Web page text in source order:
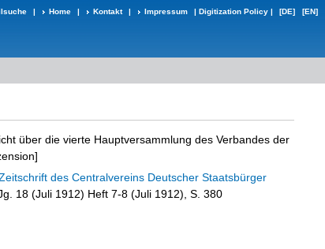
| Home | Kontakt | Impressum | Digitization Policy | [DE] [EN]
über die vierte Hauptversammlung des Verbandes der
des Centralvereins Deutscher Staatsbürger
Jg. 18 (Juli 1912) Heft 7-8 (Juli 1912), S. 380